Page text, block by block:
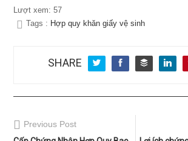
Lượt xem: 57
Tags : Hợp quy khăn giấy vệ sinh
SHARE
Previous Post